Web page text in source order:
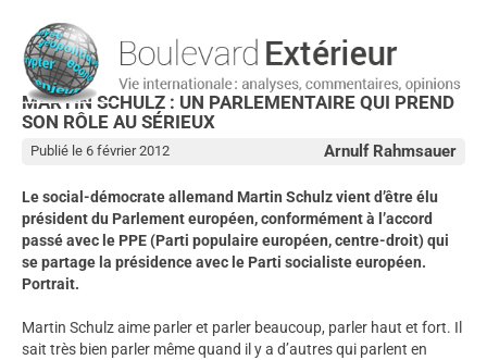
MARTIN SCHULZ : UN PARLEMENTAIRE QUI PREND
SON RÔLE AU SÉRIEUX
Arnulf Rahmsauer
Publié le 6 février 2012
Le social-démocrate allemand Martin Schulz vient d’être élu
président du Parlement européen, conformément à l’accord
passé avec le PPE (Parti populaire européen, centre-droit) qui
se partage la présidence avec le Parti socialiste européen.
Portrait.
Martin Schulz aime parler et parler beaucoup, parler haut et fort. Il
sait très bien parler même quand il y a d’autres qui parlent en